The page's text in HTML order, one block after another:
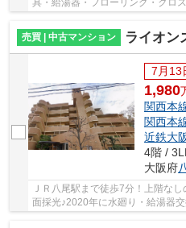
具・給湯器・フローリング・クロ
実で生活便利。近鉄・ＪＲどちら
売買 | 中古マンション
ライオンズマン
7月13
1,980
関西本
関西本
近鉄大
4階 /
大阪府
ＪＲ八尾駅まで徒歩7分！上階な
面採光♪2020年に水廻り・給湯器
ス・ＣＦ張替、和室→洋室変更、